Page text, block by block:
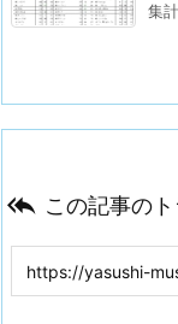
集
 この記事の